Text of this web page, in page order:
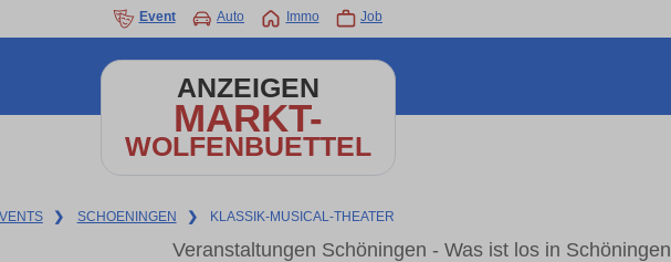
Event Auto Immo Job
ANZEIGEN
MARKT-
WOLFENBUETTEL
❯ SCHOENINGEN ❯ KLASSIK-MUSICAL-THEATER
Veranstaltungen Schöningen - Was ist los in Schöningen